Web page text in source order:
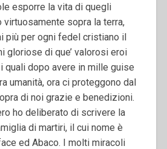
esporre la vita di quegli
sopra la terra,
più per ogni fedel cristiano il
gloriose di que’ valorosi eroi
quali dopo avere in mille guise
umanità, ora ci proteggono dal
di noi grazie e benedizioni.
ho deliberato di scrivere la
di martiri, il cui nome è
ed Abaco. I molti miracoli